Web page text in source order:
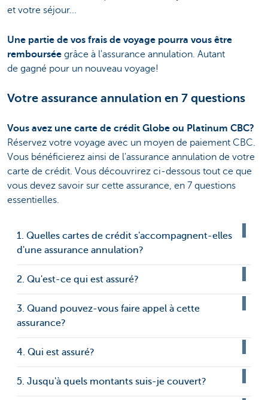
et votre séjour...
Une partie de vos frais de voyage pourra vous être
remboursée grâce à l'assurance annulation. Autant
de gagné pour un nouveau voyage!
Votre assurance annulation en 7 questions
Vous avez une carte de crédit Globe ou Platinum CBC?
Réservez votre voyage avec un moyen de paiement CBC.
Vous bénéficierez ainsi de l'assurance annulation de votre
carte de crédit. Vous découvrirez ci-dessous tout ce que
vous devez savoir sur cette assurance, en 7 questions
essentielles.
1. Quelles cartes de crédit s'accompagnent-elles
d'une assurance annulation?
2. Qu'est-ce qui est assuré?
3. Quand pouvez-vous faire appel à cette
assurance?
4. Qui est assuré?
5. Jusqu'à quels montants suis-je couvert?